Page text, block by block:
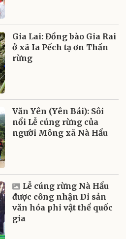
Gia Lai: Đồng bào Gia Rai
ở xã Ia Pếch tạ ơn Thần
rừng
Văn Yên (Yên Bái): Sôi
nổi Lễ cúng rừng của
người Mông xã Nà Hẩu
Lễ cúng rừng Nà Hẩu
được công nhận Di sản
văn hóa phi vật thể quốc
gia